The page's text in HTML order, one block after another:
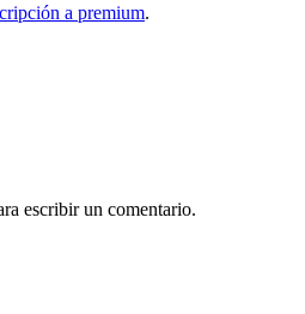
a premium.
escribir un comentario.